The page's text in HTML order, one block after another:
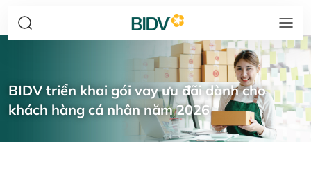
BIDV triển khai gói vay ưu đãi dành cho
khách hàng cá nhân năm 2026